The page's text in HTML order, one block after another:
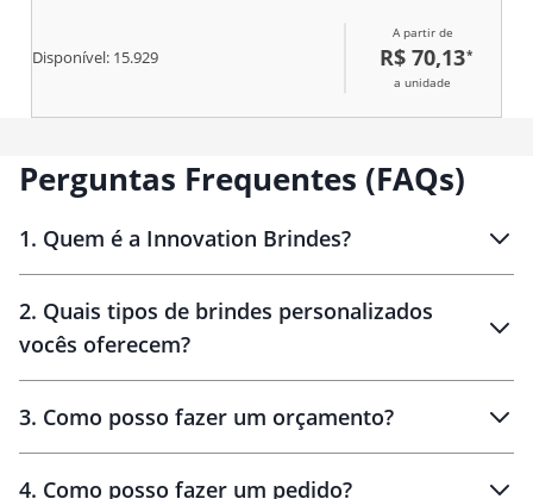
Disponível: 15.929
A partir de
R$ 70,13*
a unidade
Perguntas Frequentes (FAQs)
1. Quem é a Innovation Brindes?
Brindes personalizados
2. Quais tipos de brindes personalizados
vocês oferecem?
personalizados
3. Como posso fazer um orçamento?
4. Como posso fazer um pedido?